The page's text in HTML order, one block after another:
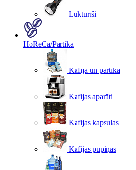
Lukturīši
HoReCa/Pārtika
Kafija un pārtika
Kafijas aparāti
Kafijas kapsulas
Kafijas pupiņas